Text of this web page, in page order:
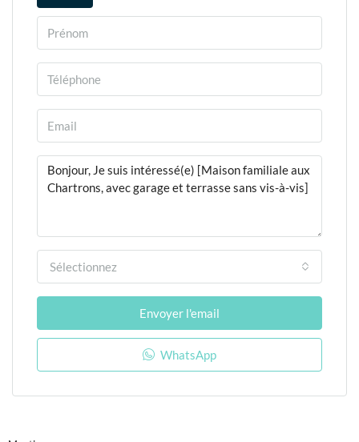
Sélectionnez
Envoyer l'email
WhatsApp